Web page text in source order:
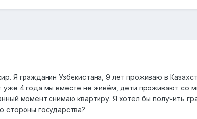
Я гражданин Узбекистана, 9 лет проживаю в
уже 4 года мы вместе не живём, дети проживают со
момент снимаю квартиру. Я хотел бы получить
стороны государства?